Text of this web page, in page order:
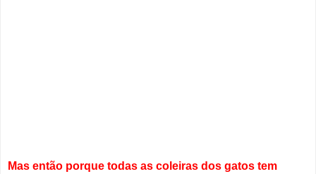
Mas então porque todas as coleiras dos gatos tem